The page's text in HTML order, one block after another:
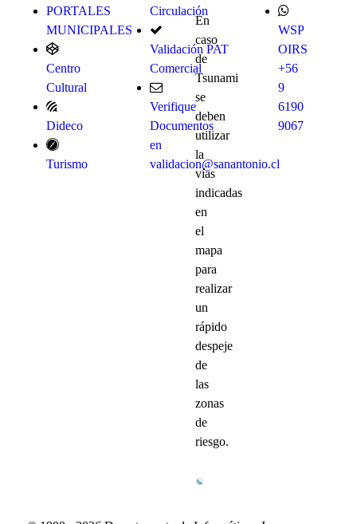
PORTALES
MUNICIPALES
Centro
Cultural
Dideco
Turismo
Circulación
Validación PAT
Comercial
Verifique
Documentos
en
validacion@sanantonio.cl
En
caso
de
Tsunami
se
deben
utilizar
la
vías
indicadas
en
el
mapa
para
realizar
un
rápido
despeje
de
las
zonas
de
riesgo.
WSP
OIRS
+56
9
6190
9067